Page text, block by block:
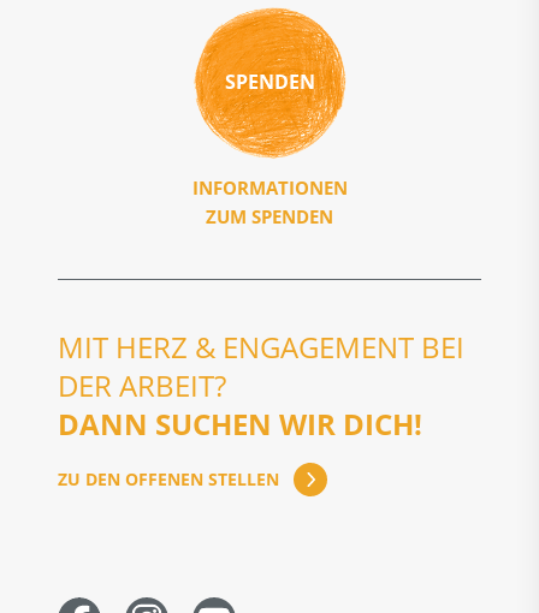
SPENDEN
INFORMATIONEN
ZUM SPENDEN
MIT HERZ & ENGAGEMENT BEI
DER ARBEIT?
DANN SUCHEN WIR DICH!
ZU DEN OFFENEN STELLEN